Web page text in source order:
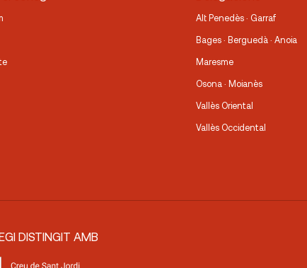
Alt Penedès · Garraf
Bages · Berguedà · Anoia
Maresme
Osona · Moianès
Vallès Oriental
Vallès Occidental
DISTINGIT AMB